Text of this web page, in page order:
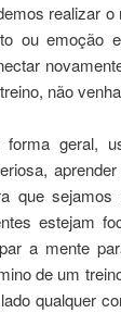
realizar
ou emoção
não
forma geral,
que
estejam
a mente
de um
qualquer